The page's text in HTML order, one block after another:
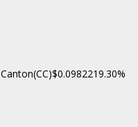
Canton(CC)$0.0982219.30%